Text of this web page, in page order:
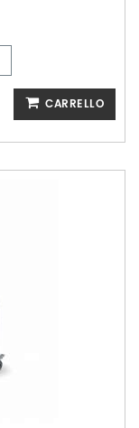
CARRELLO